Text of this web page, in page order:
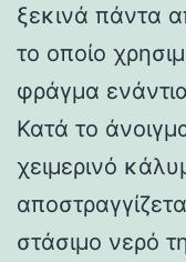
ξεκινά πάντα
το οποίο
φράγμα
Κατά το
χειμερινό
στάσιμο νερό